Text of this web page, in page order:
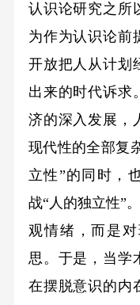
认识论研究之所
为作为认识论前
开放把人从计划
出来的时代诉求
济的深入发展，
现代性的全部复
立性”的同时，
战“人的独立性”
观情绪，而是
思。于是，当学
在摆脱意识的内